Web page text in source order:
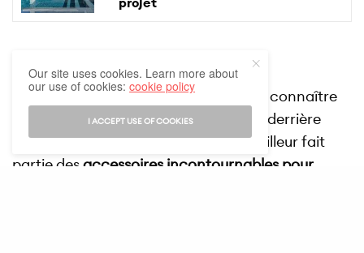
Permettant d’entrouvrir la porte
pour connaître
l’identité de la personne qui se trouve derrière
sans s’exposer directement, l’entrebâilleur fait
partie desaccessoires incontournables pour
Our site uses cookies. Learn more about
our use of cookies:cookie policy
I ACCEPT USE OF COOKIES